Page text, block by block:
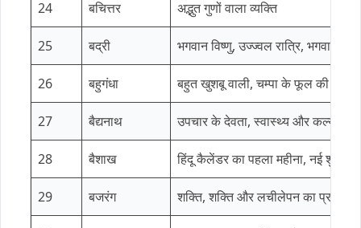
24 बचित्तर अद्भुत गुणों वाला व्यक्ति
25 बद्री भगवान विष्णु, उज्ज्वल रात्रि, भगवान
26 बहुगंधा बहुत खुशबू वाली, चम्पा के फूल की कली
27 बैद्यनाथ उपचार के देवता, स्वास्थ्य और कल्याण
28 बैशाख हिंदू कैलेंडर का पहला महीना, नई
29 बजरंग शक्ति, शक्ति और लचीलेपन का प्रतीक।